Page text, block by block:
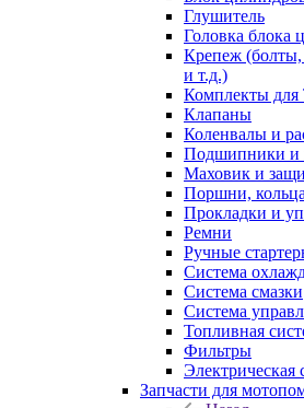
Глушитель
Головка блока
Крепеж
и т.д.)
Комплекты
Клапаны
Коленвалы и
Подшипники и
Маховик и
Поршни,
Прокладки и
Ремни
Ручные
Система
Система смазки
Система
Топливная
Фильтры
Электрическая
Запчасти для